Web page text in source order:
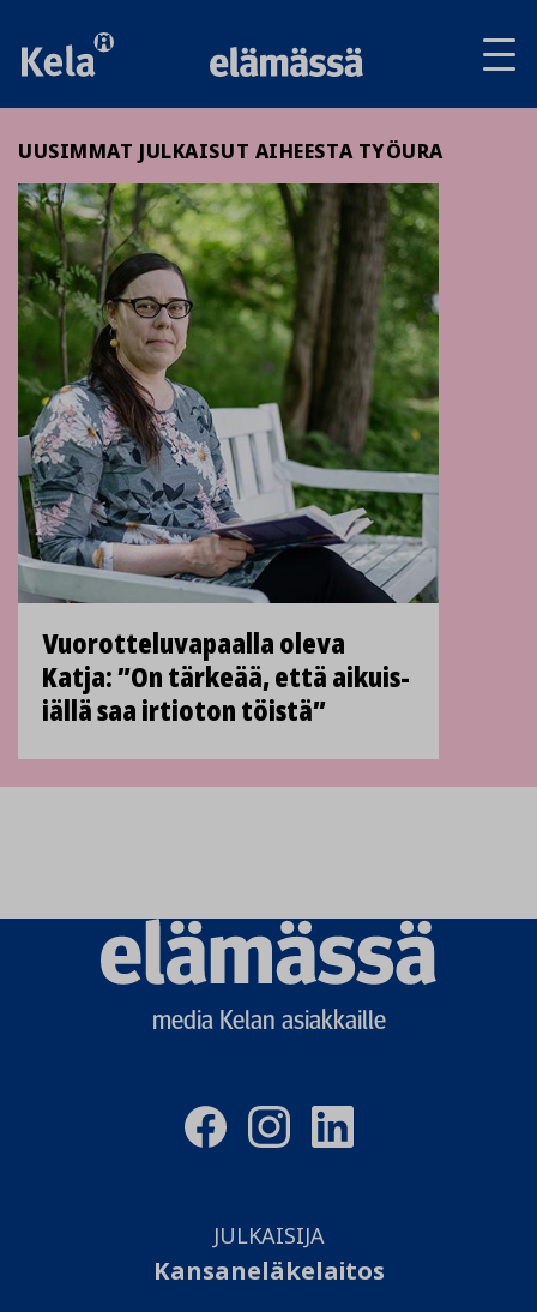
UUSIMMAT JULKAISUT AIHEESTA TYÖURA
Vuorottelu­vapaalla oleva
Katja: ”On tärkeää, että aikuis­
iällä saa irti­oton töistä”
Elämässä
logo
media Kelan asiakkaille
JULKAISIJA
Kansaneläkelaitos